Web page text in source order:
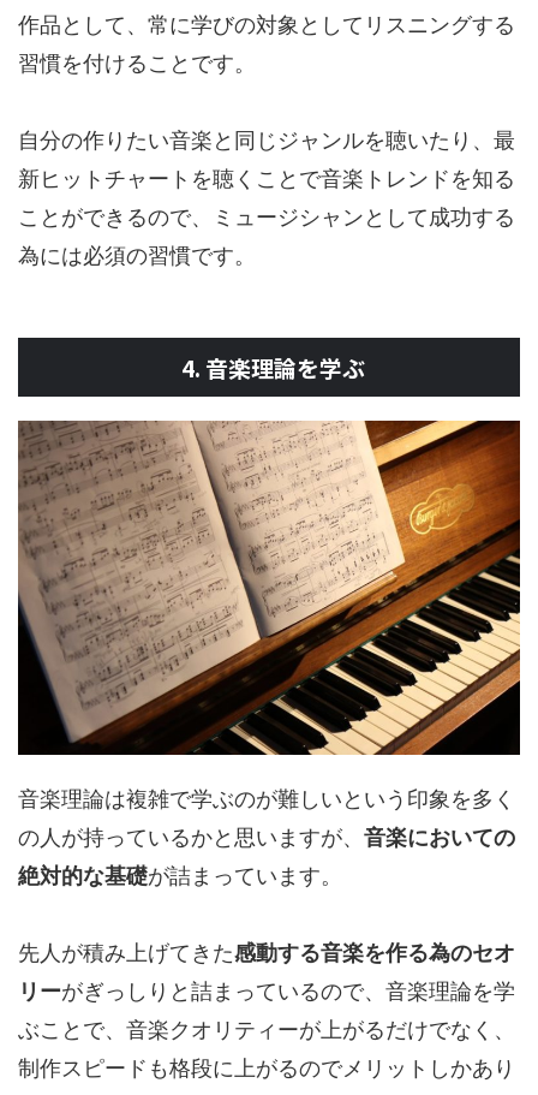
作品として、常に学びの対象としてリスニングする
習慣を付けることです。
自分の作りたい音楽と同じジャンルを聴いたり、最
新ヒットチャートを聴くことで音楽トレンドを知る
ことができるので、ミュージシャンとして成功する
為には必須の習慣です。
4. 音楽理論を学ぶ
音楽理論は複雑で学ぶのが難しいという印象を多く
の人が持っているかと思いますが、 音楽においての
絶対的な基礎が詰まっています。
先人が積み上げてきた感動する音楽を作る為のセオ
リーがぎっしりと詰まっているので、音楽理論を学
ぶことで、音楽クオリティーが上がるだけでなく、
制作スピードも格段に上がるのでメリットしかあり